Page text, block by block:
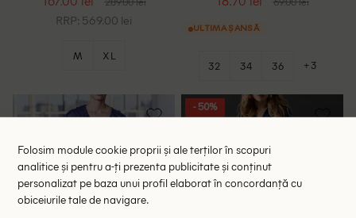
RRP: 569.00 lei
M XL
ULTIMA ȘANSĂ
32 34 36 +3
- 50%
Folosim module cookie proprii și ale terților în scopuri
analitice și pentru a-ți prezenta publicitate și conținut
personalizat pe baza unui profil elaborat în concordanță cu
obiceiurile tale de navigare.